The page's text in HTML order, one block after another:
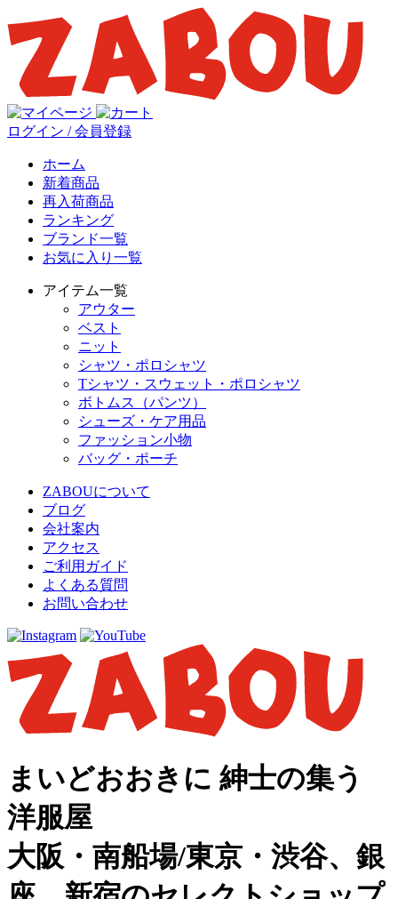
ログイン / 会員登録
ホーム
新着商品
再入荷商品
ランキング
ブランド一覧
お気に入り一覧
アイテム一覧
アウター
ベスト
ニット
シャツ・ポロシャツ
Tシャツ・スウェット・ポロシャツ
ボトムス（パンツ）
シューズ・ケア用品
ファッション小物
バッグ・ポーチ
ZABOUについて
ブログ
会社案内
アクセス
ご利用ガイド
よくある質問
お問い合わせ
まいどおおきに 紳士の集う
洋服屋
大阪・南船場/東京・渋谷、銀